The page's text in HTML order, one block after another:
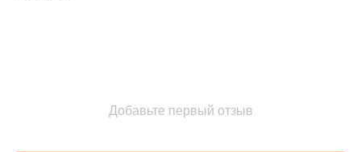
Добавьте первый отзыв